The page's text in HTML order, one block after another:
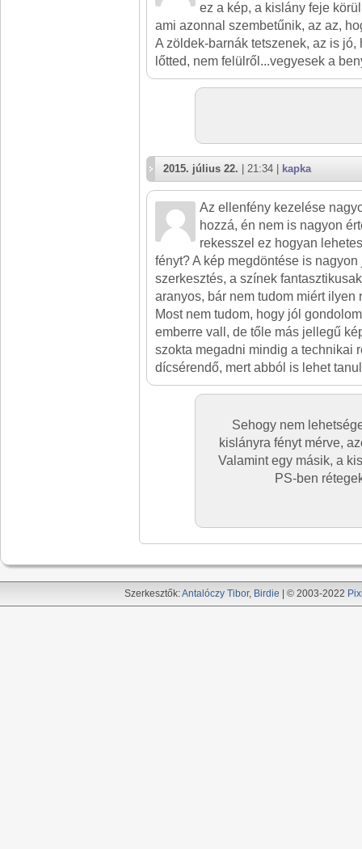
ez a kép, a kislány feje
ami azonnal szembetűnik, az az,
A zöldek-barnák tetszenek, az is jó,
lőtted, nem felülről...vegyesek a
2015. július 22. | 21:34 | kapka
Az ellenfény kezelése
hozzá, én nem is nagyon
rekesszel ez hogyan
fényt? A kép megdöntése is nagyon
szerkesztés, a színek
aranyos, bár nem tudom miért ilyen
Most nem tudom, hogy jól
emberre vall, de tőle más jellegű
szokta megadni mindig a technikai
dícsérendő, mert abból is lehet
Sehogy nem
kislányra fényt mérve,
Valamint egy másik, a
PS-ben
Szerkesztők:Antalóczy Tibor, Birdie | © 2003-2022